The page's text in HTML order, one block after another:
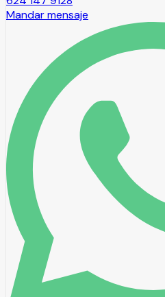
Mandar mensaje